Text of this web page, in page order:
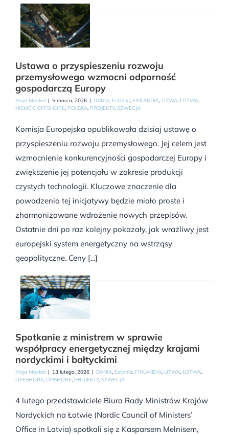
Ustawa o przyspieszeniu rozwoju
przemysłowego wzmocni odporność
gospodarczą Europy
Maja Moskal | 5 marca, 2026 | DANIA Estonia FINLANDIA LITWA ŁOTWA
NIEMCY, OFFSHORE POLSKA PROJEKTY, SZWECJA
Komisja Europejska opublikowała dzisiaj ustawę o
przyspieszeniu rozwoju przemysłowego. Jej celem jest
wzmocnienie konkurencyjności gospodarczej Europy i
zwiększenie jej potencjału w zakresie produkcji
czystych technologii. Kluczowe znaczenie dla
powodzenia tej inicjatywy będzie miało proste i
zharmonizowane wdrożenie nowych przepisów.
Ostatnie dni po raz kolejny pokazały, jak wrażliwy jest
europejski system energetyczny na wstrząsy
geopolityczne. Ceny [...]
Spotkanie z ministrem w sprawie
współpracy energetycznej między krajami
nordyckimi i bałtyckimi
Maja Moskal | 13 lutego, 2026 | DANIA, Estonia, FINLANDIA, LITWA, ŁOTWA,
OFFSHORE, ONSHORE, PROJEKTY, SZWECJA
4 lutego przedstawiciele Biura Rady Ministrów Krajów
Nordyckich na Łotwie (Nordic Council of Ministers’
Office in Latvia) spotkali się z Kasparsem Melnisem,